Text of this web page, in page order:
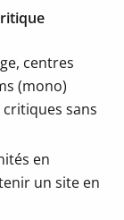
centres
(mono)
sans
en
un site en